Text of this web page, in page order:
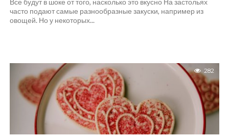
Все будут в шоке от того, насколько это вкусно На застольях
часто подают самые разнообразные закуски, например из
овощей. Но у некоторых...
282